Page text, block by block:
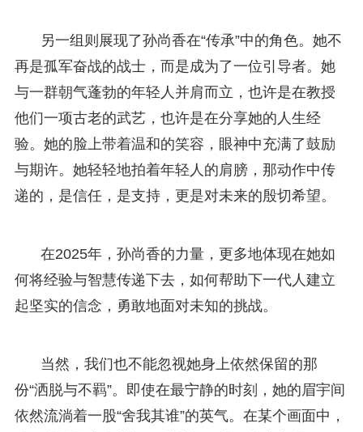
另一组则展现了孙尚香在“传承”中的角色。她不
再是孤军奋战的战士，而是成为了一位引导者。她
与一群朝气蓬勃的年轻人并肩而立，也许是在教授
他们一项古老的武艺，也许是在分享她的人生经
验。她的脸上带着温和的笑容，眼神中充满了鼓励
与期许。她轻轻地拍着年轻人的肩膀，那动作中传
递的，是信任，是支持，更是对未来的殷切希望。
在2025年，孙尚香的力量，更多地体现在她如
何将经验与智慧传递下去，如何帮助下一代人建立
起坚实的信念，勇敢地面对未知的挑战。
当然，我们也不能忽视她身上依然保留的那
份“洒脱与不羁”。即使在最宁静的时刻，她的眉宇间
依然流淌着一股“舍我其谁”的英气。在某个画面中，